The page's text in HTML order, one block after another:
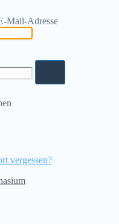
Mail-Adresse
vergessen?